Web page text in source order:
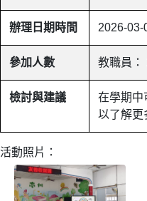
辦理日期時間 2026-03-
參加人數 教職員：
檢討與建議
在學期中
以了解更
活動照片：